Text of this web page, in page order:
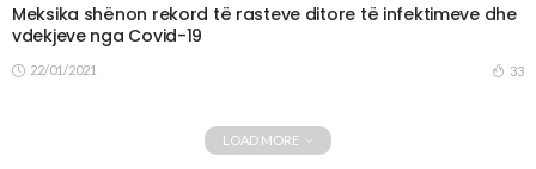
Meksika shënon rekord të rasteve ditore të infektimeve dhe
vdekjeve nga Covid-19
22/01/2021 33
LOAD MORE